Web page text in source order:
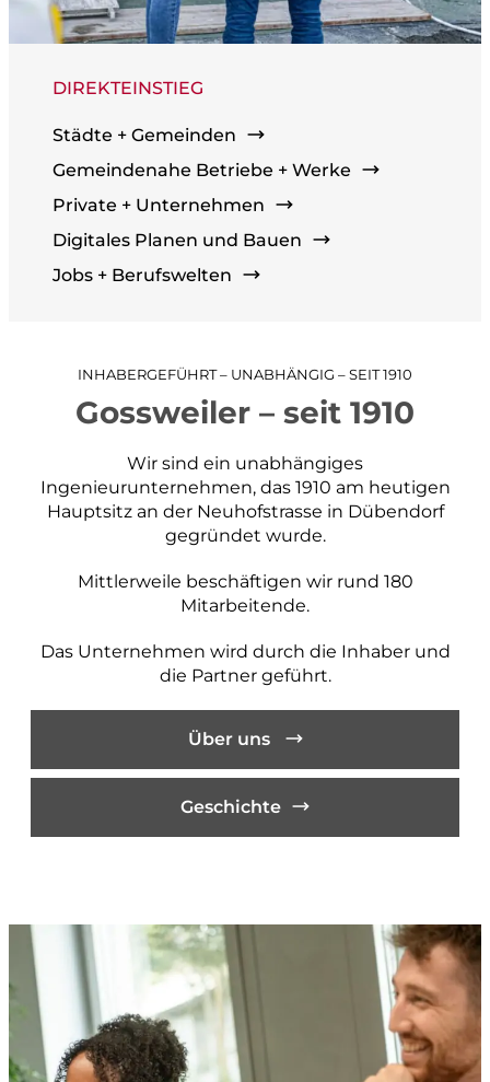
Applikationsentwicklung
Konzepte und Studien
Richt- und Nutzungsplanung
Gestaltungspläne und Gebietsentwicklung
Quartier- und Erschliessungsplanung
Wasserversorgung und GWP
Gewässer und Naturgefahren
Landmanagement
projektieren und bauen
Anlagen der Siedlungswasserwirtschaft
Güterwege, Drainagen und Bewässerung
BIM
Bau- und Ingenieurvermessung
Monitoring
Architektur- und Objektvermessung
Beweissicherung
Werkinformationen
Berufseinstieg
DIREKTEINSTIEG
Städte + Gemeinden
Gemeindenahe Betriebe + Werke
Private + Unternehmen
Digitales Planen und Bauen
Jobs + Berufswelten
INHABERGEFÜHRT – UNABHÄNGIG – SEIT 1910
Gossweiler – seit 1910
Wir sind ein unabhängiges
Ingenieurunternehmen, das 1910 am heutigen
Hauptsitz an der Neuhofstrasse in Dübendorf
gegründet wurde.
Mittlerweile beschäftigen wir rund 180
Mitarbeitende.
Das Unternehmen wird durch die Inhaber und
die Partner geführt.
Über uns
Geschichte